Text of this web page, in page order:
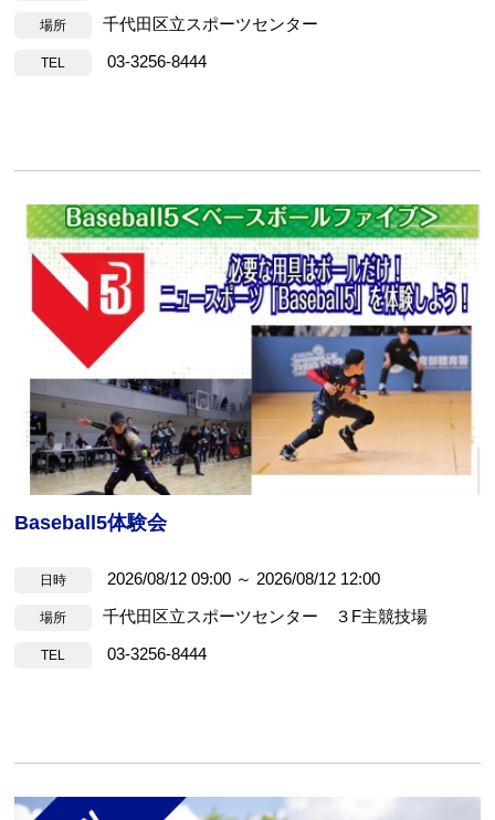
場所 千代田区立スポーツセンター
TEL 03-3256-8444
Baseball5体験会
日時 2026/08/12 09:00 ～ 2026/08/12 12:00
場所 千代田区立スポーツセンター ３F主競技場
TEL 03-3256-8444